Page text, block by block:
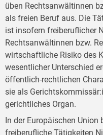
üben Rechtsanwältinnen
als freien Beruf aus. Die
ist insofern freiberuflicher
Rechtsanwältinnen bzw.
wirtschaftliche Risiko des
wesentlicher Unterschied
öffentlich-rechtlichen
sie als
gerichtliches Organ.
In der Europäischen
freiberufliche Tätigkeiten